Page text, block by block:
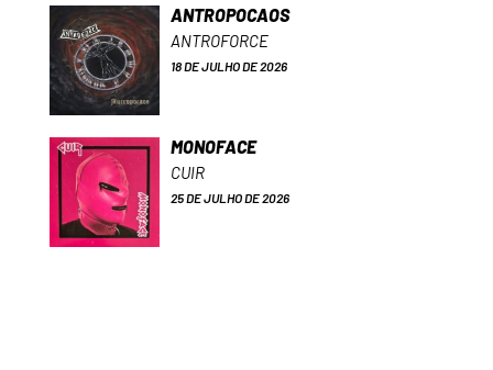
ANTROPOCAOS
ANTROFORCE
18 DE JULHO DE 2026
MONOFACE
CUIR
25 DE JULHO DE 2026